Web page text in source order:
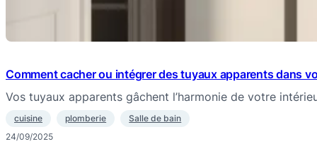
Comment cacher ou intégrer des tuyaux apparents dans
Vos tuyaux apparents gâchent l’harmonie de votre
cuisine plomberie
Salle de bain
24/09/2025